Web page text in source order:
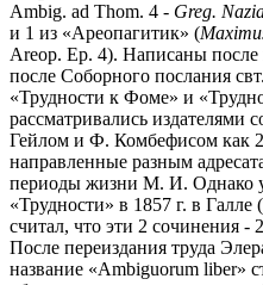
Ambig. ad Thom. 4 - Greg.
и 1 из «Ареопагитик» (
Areop. Еp. 4). Написаны
после Соборного послания
«Трудности к Фоме» и
рассматривались
Гейлом и Ф. Комбефисом как
направленные разным
периоды жизни М. И. Однако
«Трудности» в 1857 г. в
считал, что эти 2 сочинения -
После переиздания труда
название «Ambiguorum liber»